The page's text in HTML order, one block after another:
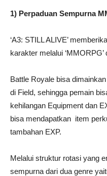
1) Perpaduan Sempurna
‘A3: STILL ALIVE’
karakter melalui
Battle Royale bisa
di Field, sehingga pemain
kehilangan Equipment dan
bisa mendapatkan item
tambahan EXP.
Melalui struktur rotasi yang
sempurna dari dua genre